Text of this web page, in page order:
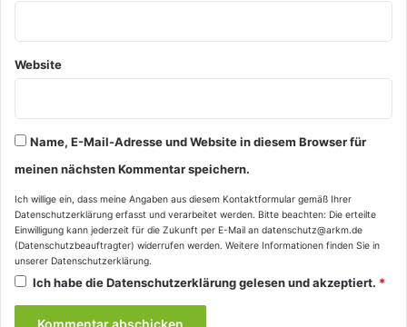
Website
Name, E-Mail-Adresse und Website in diesem Browser für
meinen nächsten Kommentar speichern.
Ich willige ein, dass meine Angaben aus diesem Kontaktformular gemäß Ihrer
Datenschutzerklärung erfasst und verarbeitet werden. Bitte beachten: Die erteilte
Einwilligung kann jederzeit für die Zukunft per E-Mail an datenschutz@arkm.de
(Datenschutzbeauftragter) widerrufen werden. Weitere Informationen finden Sie in
unserer Datenschutzerklärung.
Ich habe dieDatenschutzerklärunggelesen und akzeptiert. *